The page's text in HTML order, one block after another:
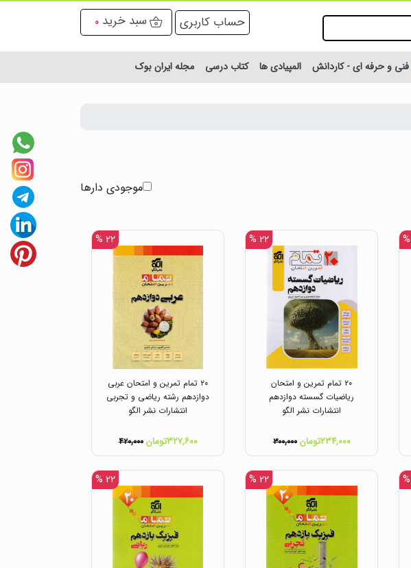
حساب کاربری سبد خرید 0
فنی و حرفه ای - کاردانش المپیادی ها کتاب درسی مجله ایران بوک
موجودی دارها
۲۲ %
۲۰ تمام تمرین و امتحان
ریاضیات گسسته دوازدهم
انتشارات نشر الگو
۲۳۴,۰۰۰تومان ۳۰۰,۰۰۰
۲۲ %
۲۰ تمام تمرین و امتحان عربی
دوازدهم رشته ریاضی و تجربی
انتشارات نشر الگو
۳۲۷,۶۰۰تومان ۴۲۰,۰۰۰
۲۲ % ۲۲ %